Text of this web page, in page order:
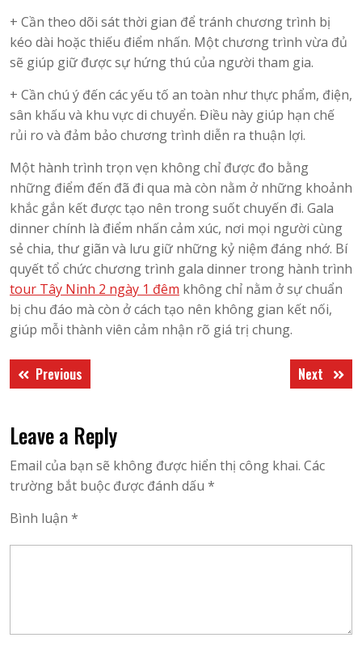
+ Cần theo dõi sát thời gian để tránh chương trình bị
kéo dài hoặc thiếu điểm nhấn. Một chương trình vừa đủ
sẽ giúp giữ được sự hứng thú của người tham gia.
+ Cần chú ý đến các yếu tố an toàn như thực phẩm, điện,
sân khấu và khu vực di chuyển. Điều này giúp hạn chế
rủi ro và đảm bảo chương trình diễn ra thuận lợi.
Một hành trình trọn vẹn không chỉ được đo bằng
những điểm đến đã đi qua mà còn nằm ở những khoảnh
khắc gắn kết được tạo nên trong suốt chuyến đi. Gala
dinner chính là điểm nhấn cảm xúc, nơi mọi người cùng
sẻ chia, thư giãn và lưu giữ những kỷ niệm đáng nhớ. Bí
quyết tổ chức chương trình gala dinner trong hành trình
tour Tây Ninh 2 ngày 1 đêm không chỉ nằm ở sự chuẩn
bị chu đáo mà còn ở cách tạo nên không gian kết nối,
giúp mỗi thành viên cảm nhận rõ giá trị chung.
Điều
hướng
viết
Previous
post:
Next Next
post:
Leave a Reply
Email của bạn sẽ không được hiển thị công khai. Các
trường bắt buộc được đánh dấu *
Bình luận *